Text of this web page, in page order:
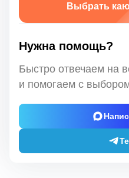
Выбрать
Нужна помощь?
Быстро отвечаем на
и помогаем с